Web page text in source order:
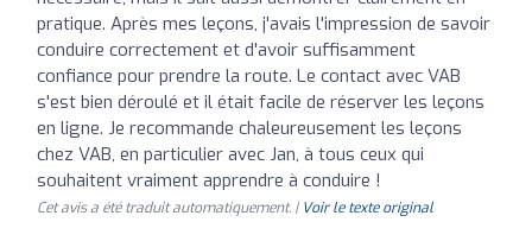
pratique. Après mes leçons, j'avais l'impression de savoir
conduire correctement et d'avoir suffisamment
confiance pour prendre la route. Le contact avec VAB
s'est bien déroulé et il était facile de réserver les leçons
en ligne. Je recommande chaleureusement les leçons
chez VAB, en particulier avec Jan, à tous ceux qui
souhaitent vraiment apprendre à conduire !
Cet avis a été traduit automatiquement. | Voir le texte original